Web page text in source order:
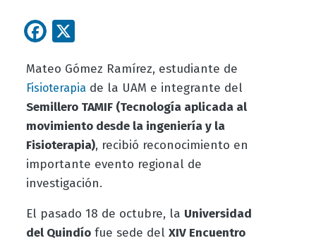
Facebook
Mateo Gómez Ramírez, estudiante de
Fisioterapiade la UAM e integrante del
Semillero TAMIF (Tecnología aplicada al
movimiento desde la ingeniería y la
Fisioterapia), recibió reconocimiento en
importante evento regional de
investigación.
El pasado 18 de octubre, la Universidad
del Quindíofue sede del XIV Encuentro